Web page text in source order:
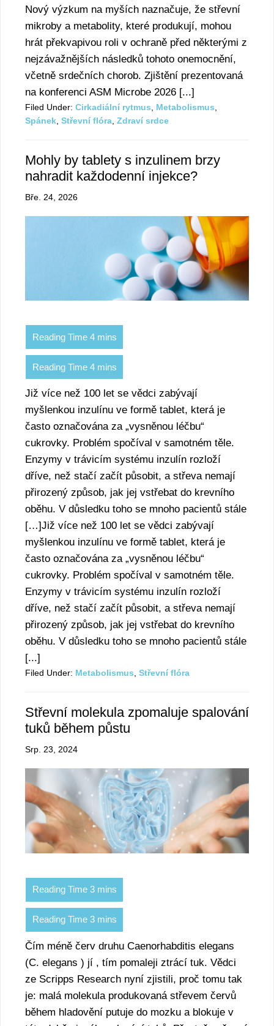
Nový výzkum na myších naznačuje, že střevní
mikroby a metabolity, které produkují, mohou
hrát překvapivou roli v ochraně před některými z
nejzávažnějších následků tohoto onemocnění,
včetně srdečních chorob. Zjištění prezentovaná
na konferenci ASM Microbe 2026 [...]
Filed Under: Cirkadiální rytmus Metabolismus
Spánek Střevní flóra Zdraví srdce
Mohly by tablety s inzulinem brzy
nahradit každodenní injekce?
Bře. 24, 2026
Již více než 100 let se vědci zabývají
myšlenkou inzulínu ve formě tablet, která je
často označována za „vysněnou léčbu“
cukrovky. Problém spočíval v samotném těle.
Enzymy v trávicím systému inzulín rozloží
dříve, než stačí začít působit, a střeva nemají
přirozený způsob, jak jej vstřebat do krevního
oběhu. V důsledku toho se mnoho pacientů stále
[…]Již více než 100 let se vědci zabývají
myšlenkou inzulínu ve formě tablet, která je
často označována za „vysněnou léčbu“
cukrovky. Problém spočíval v samotném těle.
Enzymy v trávicím systému inzulín rozloží
dříve, než stačí začít působit, a střeva nemají
přirozený způsob, jak jej vstřebat do krevního
oběhu. V důsledku toho se mnoho pacientů stále
[...]
Filed Under: Metabolismus, Střevní flóra
Střevní molekula zpomaluje spalování
tuků během půstu
Srp. 23, 2024
Čím méně červ druhu Caenorhabditis elegans
(C. elegans ) jí , tím pomaleji ztrácí tuk. Vědci
ze Scripps Research nyní zjistili, proč tomu tak
je: malá molekula produkovaná střevem červů
během hladovění putuje do mozku a blokuje v